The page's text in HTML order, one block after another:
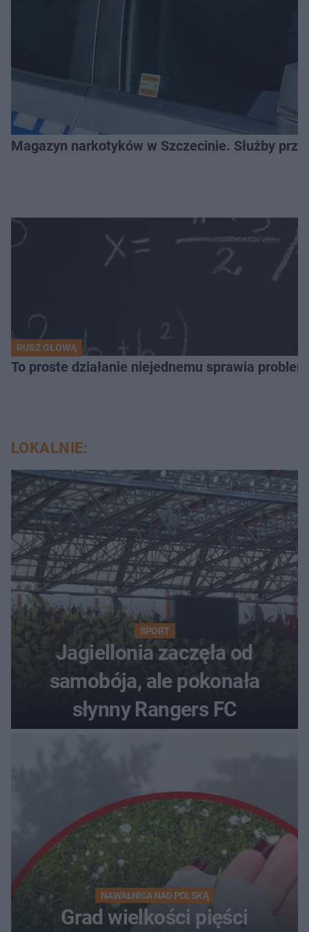
Magazyn narkotyków w Szczecinie. Służby
RUSZ GŁOWĄ
To proste działanie niejednemu sprawia
LOKALNIE:
SPORT
Jagiellonia zaczęła od
samobója, ale pokonała
słynny Rangers FC
NAWAŁNICA NAD POLSKĄ
Grad wielkości pięści